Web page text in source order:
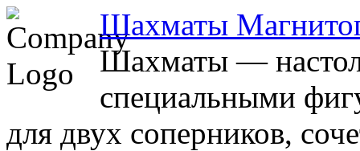
Шахматы
Шахматы —
специальными
для двух соперников,